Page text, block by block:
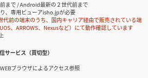
まで / Android最新の２世代前まで
、専用ビューアisho.jpが必要
前の端末のうち、国内キャリア経由で販売されている端
、ARROWS、Nexusなど）にて動作確認しています
サービス（買切型）
ブラウザによるアクセス参照